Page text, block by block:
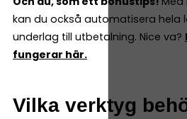
kan du också automatisera hela
underlag till utbetalning. Nice va?
fungerar här.
Vilka verktyg